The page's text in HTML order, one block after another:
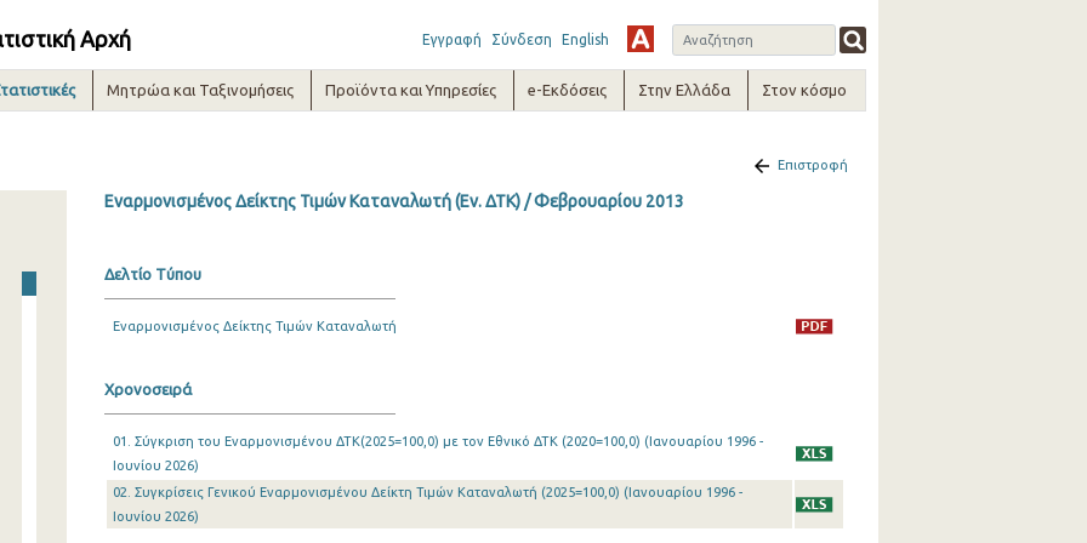
Αρχή Εγγραφή Σύνδεση English
Μητρώα και Ταξινομήσεις Προϊόντα και Υπηρεσίες e-Εκδόσεις Στην Ελλάδα Στον κόσμο
Επιστροφή
Εναρμονισμένος Δείκτης Τιμών Καταναλωτή (Εν. ΔΤΚ) / Φεβρουαρίου 2013
Δελτίο Τύπου
Εναρμονισμένος Δείκτης Τιμών Καταναλωτή
Χρονοσειρά
01. Σύγκριση του Εναρμονισμένου ΔΤΚ(2025=100,0) με τον Εθνικό ΔΤΚ (2020=100,0) (Ιανουαρίου 1996 -
Ιουνίου 2026)
02. Συγκρίσεις Γενικού Εναρμονισμένου Δείκτη Τιμών Καταναλωτή (2025=100,0) (Ιανουαρίου 1996 -
Ιουνίου 2026)